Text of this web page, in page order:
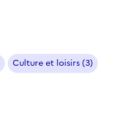
Culture et loisirs (3)